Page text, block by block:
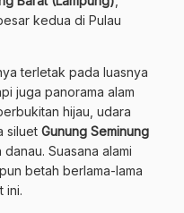
kedua di Pulau
terletak pada luasnya
juga panorama alam
hijau, udara
siluet Gunung Seminung
Suasana alami
betah berlama-lama
ini.